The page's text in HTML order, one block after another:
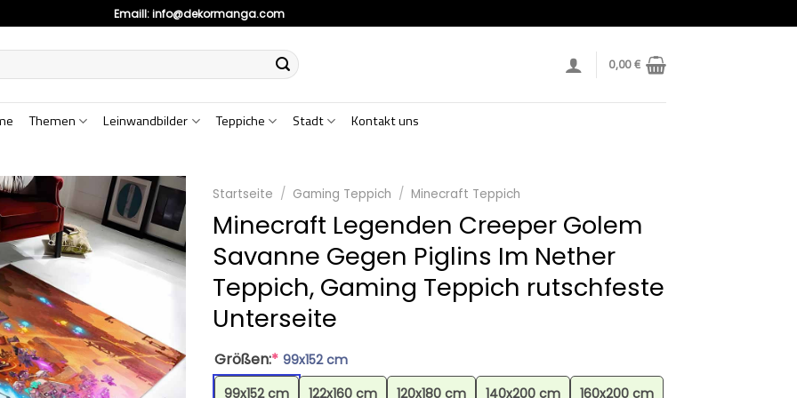
Emaill:info@dekormanga.com
0,00€
Themen Leinwandbilder Teppiche Stadt Kontakt uns
Startseite / Gaming Teppich / Minecraft Teppich
Minecraft Legenden Creeper Golem
Savanne Gegen Piglins Im Nether
Teppich, Gaming Teppich rutschfeste
Unterseite
Größen:* 99x152 cm
99x152 cm
122x160 cm 120x180 cm 140x200 cm 160x200 cm